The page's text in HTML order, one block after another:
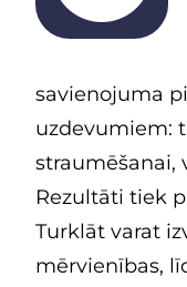
savienojuma
uzdevumiem:
straumēšanai,
Rezultāti tiek
Turklāt varat
mērvienības,